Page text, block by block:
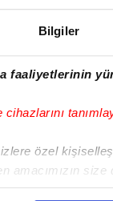
Bilgiler
faaliyetlerinin
özel
amacımızın
çabayı